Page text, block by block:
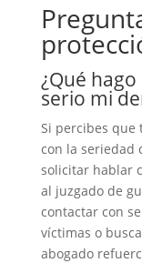
¿Qué
serio mi
Si percibes que
con la seriedad
solicitar hablar
al juzgado de
contactar con
víctimas o
abogado